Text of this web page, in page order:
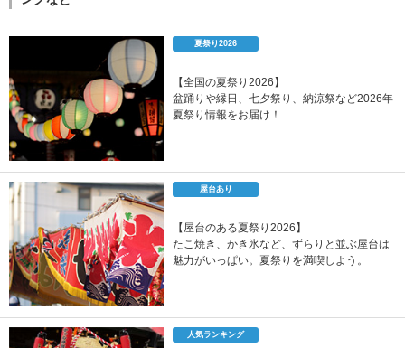
夏祭り2026
【全国の夏祭り2026】
盆踊りや縁日、七夕祭り、納涼祭など2026年
夏祭り情報をお届け！
屋台あり
【屋台のある夏祭り2026】
たこ焼き、かき氷など、ずらりと並ぶ屋台は
魅力がいっぱい。夏祭りを満喫しよう。
人気ランキング